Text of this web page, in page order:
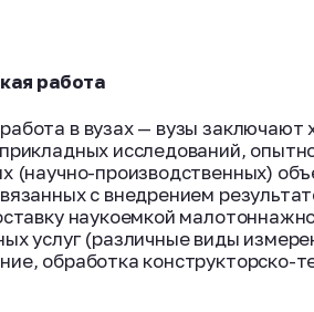
работа
в вузах — вузы
исследований,
(научно-производственных)
с внедрением
наукоемкой
услуг (различные виды
обработка